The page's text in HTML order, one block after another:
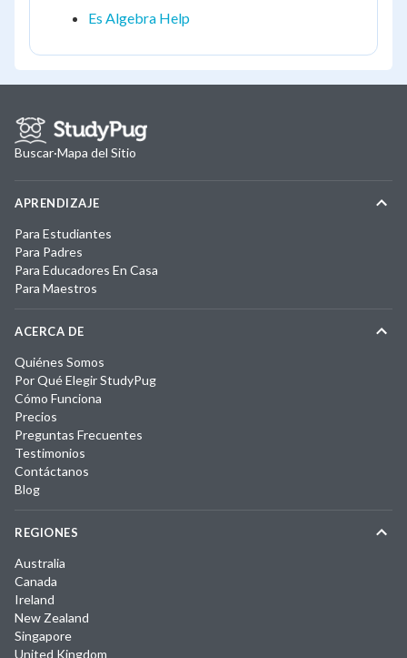
Es Algebra Help
Buscar·Mapa del Sitio
APRENDIZAJE
Para Estudiantes
Para Padres
Para Educadores En Casa
Para Maestros
ACERCA DE
Quiénes Somos
Por Qué Elegir StudyPug
Cómo Funciona
Precios
Preguntas Frecuentes
Testimonios
Contáctanos
Blog
REGIONES
Australia
Canada
Ireland
New Zealand
Singapore
United Kingdom